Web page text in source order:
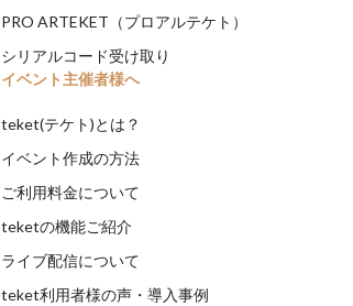
PRO ARTEKET（プロアルテケト）
シリアルコード受け取り
イベント主催者様へ
teket(テケト)とは？
イベント作成の方法
ご利用料金について
teketの機能ご紹介
ライブ配信について
teket利用者様の声・導入事例